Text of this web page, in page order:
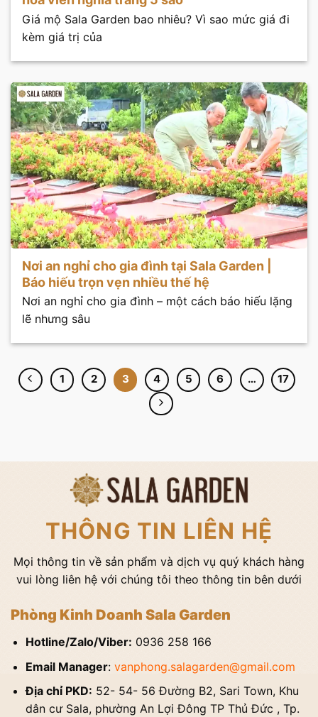
Giá mộ Sala Garden bao nhiêu? Vì sao mức giá đi
kèm giá trị của
Nơi an nghỉ cho gia đình tại Sala Garden |
Báo hiếu trọn vẹn nhiều thế hệ
Nơi an nghỉ cho gia đình – một cách báo hiếu lặng
lẽ nhưng sâu
1 2 3 4 5 6 … 17
THÔNG TIN LIÊN HỆ
Mọi thông tin về sản phẩm và dịch vụ quý khách hàng
vui lòng liên hệ với chúng tôi theo thông tin bên dưới
Phòng Kinh Doanh Sala Garden
Hotline/Zalo/Viber: 0936 258 166
Email Manager: vanphong.salagarden@gmail.com
Địa chỉ PKD: 52- 54- 56 Đường B2, Sari Town, Khu
dân cư Sala, phường An Lợi Đông TP Thủ Đức , Tp.